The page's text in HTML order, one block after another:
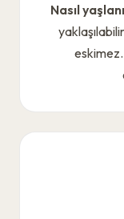
Nasıl